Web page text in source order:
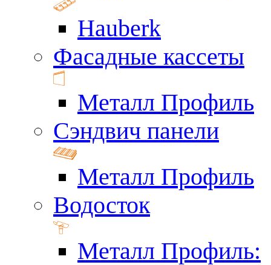
Hauberk
Фасадные кассеты
Металл Профиль
Сэндвич панели
Металл Профиль
Водосток
Металл Профиль: